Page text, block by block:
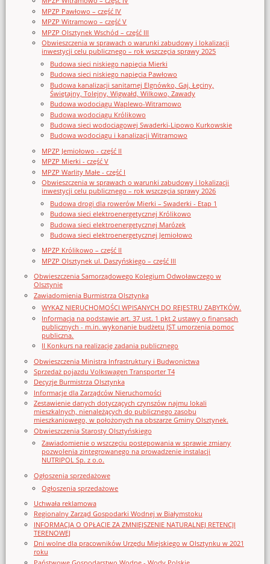
MPZP Pawłowo – część IV
MPZP Witramowo – część V
MPZP Olsztynek Wschód – część III
Obwieszczenia w sprawach o warunki zabudowy i lokalizacji
inwestycji celu publicznego – rok wszczęcia sprawy 2025
Budowa sieci niskiego napięcia Mierki
Budowa sieci niskiego napięcia Pawłowo
Budowa kanalizacji sanitarnej Elgnówko, Gaj, Łęciny,
Świętajny, Tolejny, Wigwałd, Wilkowo, Zawady
Budowa wodociągu Waplewo-Witramowo
Budowa wodociągu Królikowo
Budowa sieci wodociągowej Swaderki-Lipowo Kurkowskie
Budowa wodociągu i kanalizacji Witramowo
MPZP Jemiołowo - część II
MPZP Mierki - część V
MPZP Warlity Małe - część I
Obwieszczenia w sprawach o warunki zabudowy i lokalizacji
inwestycji celu publicznego – rok wszczęcia sprawy 2026
Budowa drogi dla rowerów Mierki – Swaderki - Etap 1
Budowa sieci elektroenergetycznej Królikowo
Budowa sieci elektroenergetycznej Marózek
Budowa sieci elektroenergetycznej Jemiołowo
MPZP Królikowo – część II
MPZP Olsztynek ul. Daszyńskiego – część III
Obwieszczenia Samorządowego Kolegium Odwoławczego w
Olsztynie
Zawiadomienia Burmistrza Olsztynka
WYKAZ NIERUCHOMOŚCI WPISANYCH DO REJESTRU ZABYTKÓW.
Informacja na podstawie art. 37 ust. 1 pkt 2 ustawy o finansach
publicznych - m.in. wykonanie budżetu JST umorzenia pomoc
publiczna.
II Konkurs na realizację zadania publicznego
Obwieszczenia Ministra Infrastruktury i Budwonictwa
Sprzedaż pojazdu Volkswagen Transporter T4
Decyzje Burmistrza Olsztynka
Informacje dla Zarządców Nieruchomości
Zestawienie danych dotyczących czynszów najmu lokali
mieszkalnych, nienależących do publicznego zasobu
mieszkaniowego, w położonych na obszarze Gminy Olsztynek.
Obwieszczenia Starosty Olsztyńskiego
Zawiadomienie o wszczęciu postępowania w sprawie zmiany
pozwolenia zintegrowanego na prowadzenie instalacji
NUTRIPOL Sp. z o.o.
Ogłoszenia sprzedażowe
Ogłoszenia sprzedażowe
Uchwała reklamowa
Regionalny Zarząd Gospodarki Wodnej w Białymstoku
INFORMACJA O OPŁACIE ZA ZMNIEJSZENIE NATURALNEJ RETENCJI
TERENOWEJ
Dni wolne dla pracowników Urzędu Miejskiego w Olsztynku w 2021
roku